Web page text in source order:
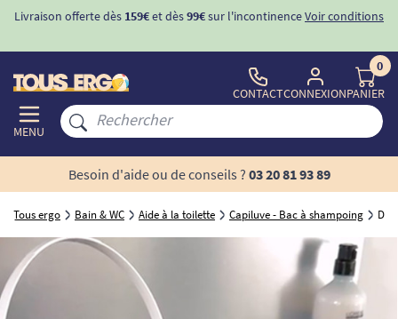
Livraison offerte dès 159€et dès99€sur l'incontinenceVoir conditions
MENU
CONTACTCONNEXION
0
PANIER
Besoin d'aide ou de conseils ? 03 20 81 93 89
Tous ergo Bain & WC Aide à la toilette Capiluve - Bac à shampoing